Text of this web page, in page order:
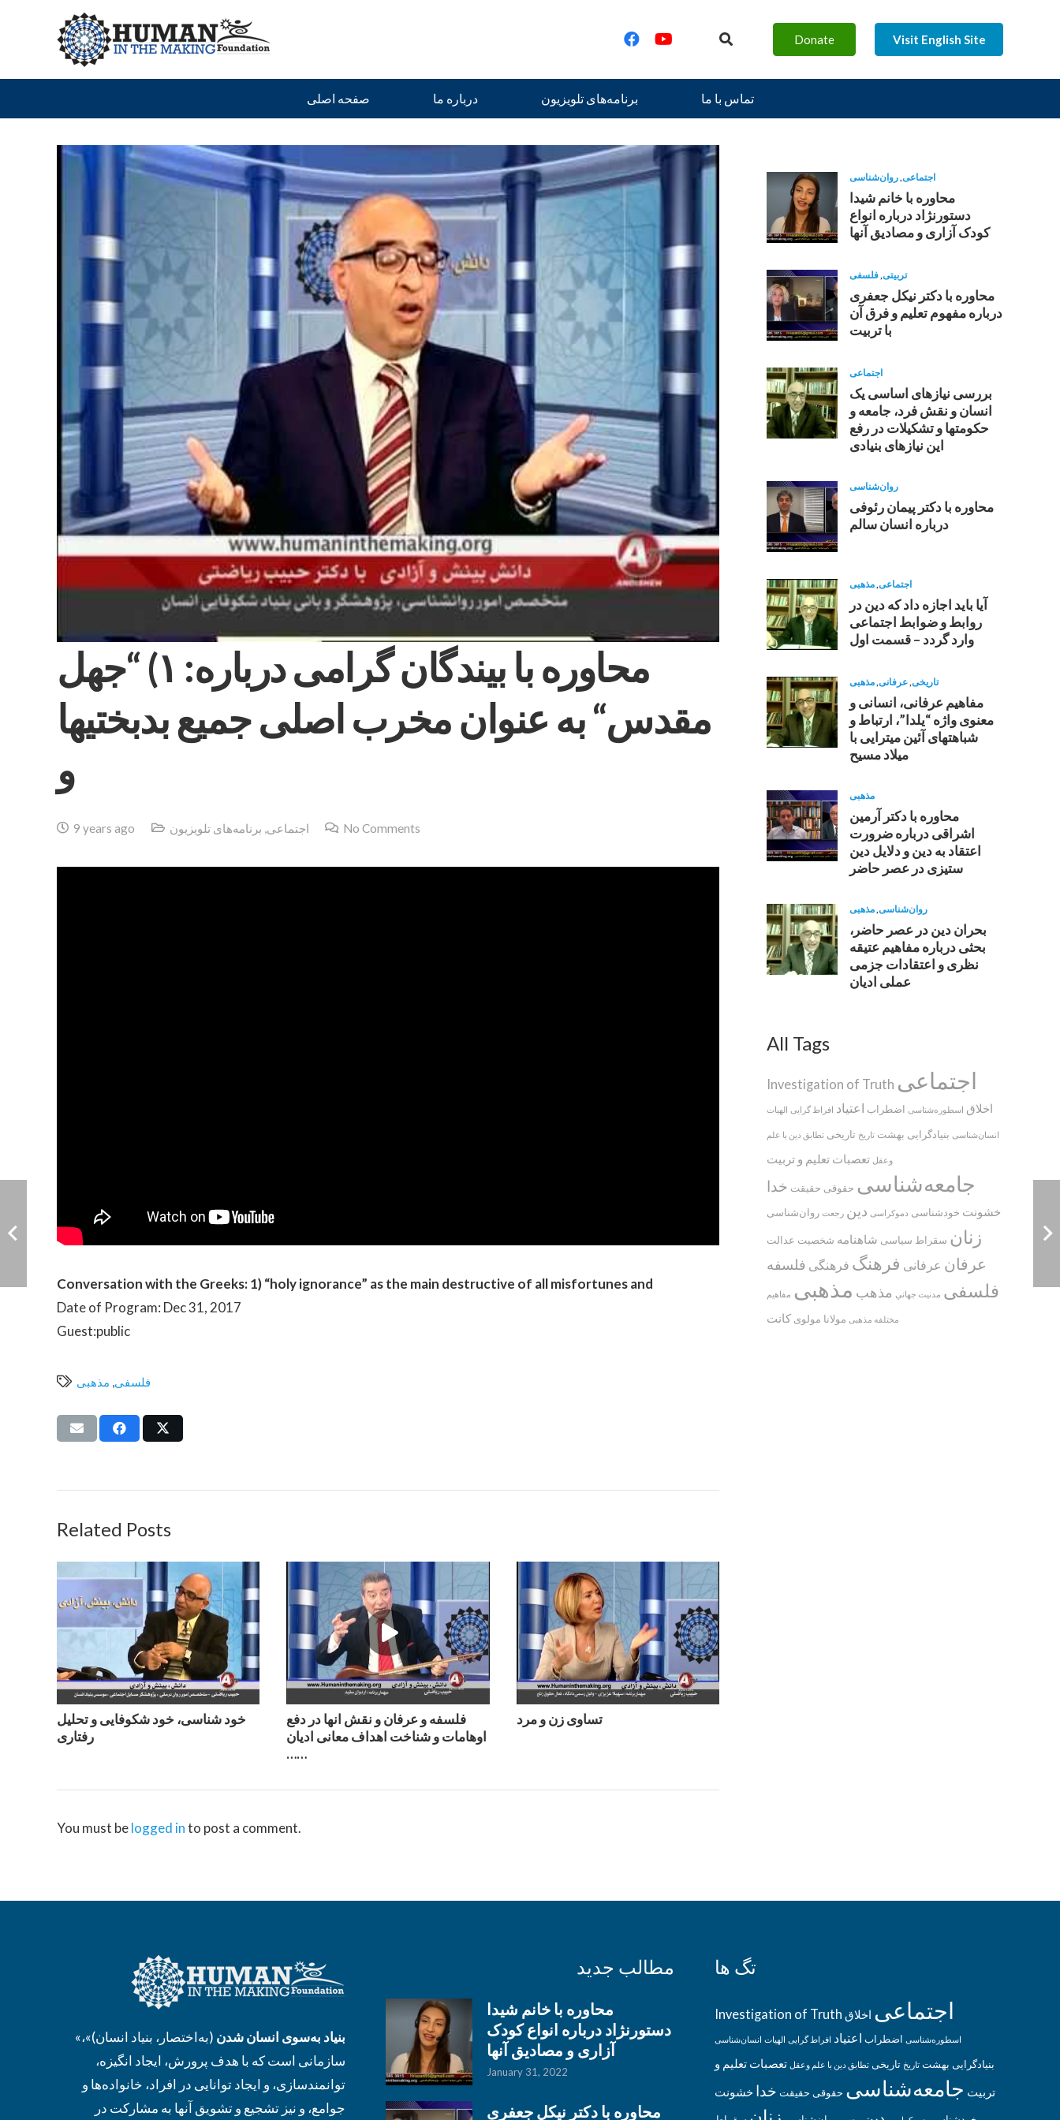
Donate Visit English Site
درباره ما برنامه‌های تلویزیون تماس با ما
محاوره با بيندگان گرامى درباره: ١) “جهل
مقدس“ به عنوان مخرب اصلى جميع بدبختيها
و
9 years ago اجتماعی برنامه‌های تلویزیون No Comments
Conversation with the Greeks: 1) “holy ignorance” as the main destructive of all misfortunes and
Date of Program: Dec 31, 2017
Guest:public
فلسفی, مذهبی
Related Posts
خود شناسی، خود شکوفایی و تحلیل
رفتاری
فلسفه و عرفان و نقش انها در دفع
اوهامات و شناخت اهداف معانى اديان
……
تساوی زن و مرد
You must belogged into post a comment.
اجتماعی,روان‌شناسی
محاوره با خانم شیدا
دستورنژاد درباره انواع
کودک آزاری و مصادیق آنها
تربیتی,فلسفی
محاوره با دکتر نیکل جعفری
درباره مفهوم تعلیم و فرق آن
با تربیت
اجتماعی
بررسی نیازهای اساسی یک
انسان و نقش فرد، جامعه و
حکومتها و تشکیلات در رفع
این نیازهای بنیادی
روان‌شناسی
محاوره با دکتر پیمان رئوفی
درباره انسان سالم
اجتماعی,مذهبی
آیا باید اجازه داد که دین در
روابط و ضوابط اجتماعی
وارد گردد – قسمت اول
تاریخی,عرفانی,مذهبی
مفاهيم عرفانى، انسانى و
معنوى واژه “يلدا”، ارتباط و
شباهتهاى آئين ميترايی با
ميلاد مسيح
مذهبی
محاوره با دکتر آرمین
اشراقى درباره ضرورت
اعتقاد به دين و دلايل دين
ستيزى در عصر حاضر
روان‌شناسی,مذهبی
بحران دین در عصر حاضر،
بحثی درباره مفاهیم عتیقه
نظری و اعتقادات جزمی
عملی ادیان
All Tags
Investigation of Truth اجتماعی
اخلاق اسطوره‌‌شناسی اضطراب اعتیاد افراط گرایی الهیات
انسان‌شناسی بنیادگرایی بهشت تاریخ تاریخی تطابق دین با علم
وعقل تعصبات تعلیم و تربیت
جامعه‌شناسی حقوقی حقیقت خدا
خشونت خودشناسی دموکراسی دین رجعت روان‌شناسی
زنان سقراط سیاسی شاهنامه شخصیت عدالت
عرفان عرفانی فرهنگ فرهنگی فلسفه
فلسفی مدنيت جهاني مذهب مذهبی مفاهیم
مختلفه مذهبی مولانا مولوی کانت
« بنیاد به‌سوی انسان شدن (به‌اختصار، بنیاد انسان)»،
سازمانی است که با هدف پرورش، ایجاد انگیزه،
توانمندسازی، و ایجاد توانایی در افراد، خانواده‌ها و
جوامع، و نیز تشجیع و تشویق آنها به مشارکت در
مطالب جدید
محاوره با خانم شیدا
دستورنژاد درباره انواع کودک
آزاری و مصادیق آنها
January 31, 2022
محاوره با دکتر نیکل جعفری
تگ ها
Investigation of Truth اجتماعی اخلاق
اسطوره‌‌شناسی اضطراب اعتیاد افراط گرایی الهیات انسان‌شناسی
بنیادگرایی بهشت تاریخ تاریخی تطابق دین با علم وعقل تعصبات تعلیم و
تربیت جامعه‌شناسی حقوقی حقیقت خدا خشونت